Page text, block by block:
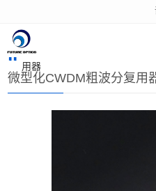
首页
用器
微型化CWDM粗波分复用